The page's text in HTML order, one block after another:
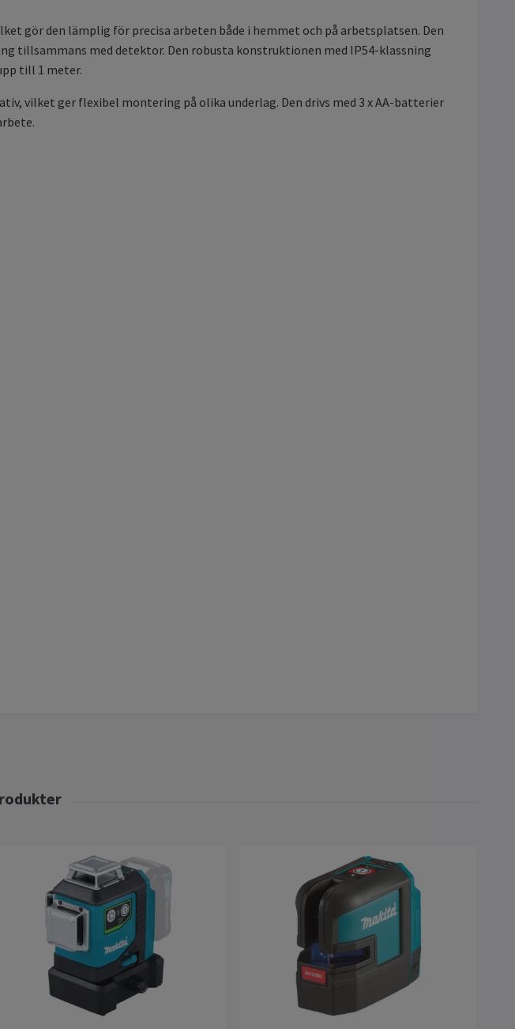
gör den lämplig för precisa arbeten både i hemmet och på arbetsplatsen. Den
tillsammans med detektor. Den robusta konstruktionen med IP54-klassning
till 1 meter.
vilket ger flexibel montering på olika underlag. Den drivs med 3 x AA-batterier